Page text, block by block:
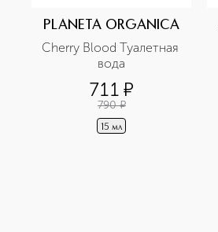
PLANETA ORGANICA
Cherry Blood Туалетная
вода
711 ¤
790 ¤
15 мл